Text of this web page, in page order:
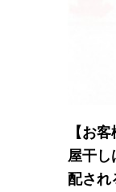
【お
屋干し
配され